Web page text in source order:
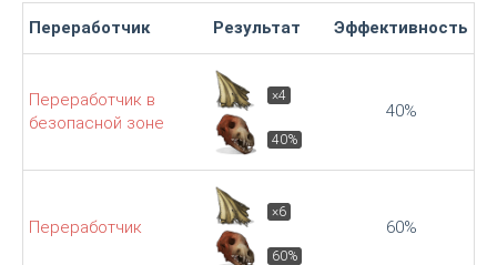
Переработчик Результат Эффективность
Переработчик в
безопасной зоне
×4
40%
40%
Переработчик
×6
60%
60%